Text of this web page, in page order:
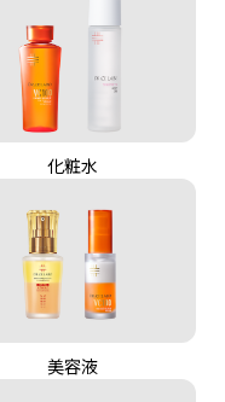
化粧水
美容液